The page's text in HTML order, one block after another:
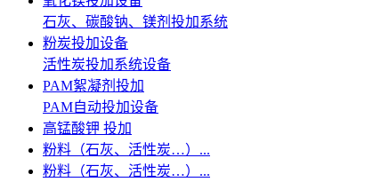
石灰、碳酸钠、镁剂投加系统
粉炭投加设备
活性炭投加系统设备
PAM絮凝剂投加
PAM自动投加设备
高锰酸钾 投加
粉料（石灰、活性炭…）...
粉料（石灰、活性炭…）...